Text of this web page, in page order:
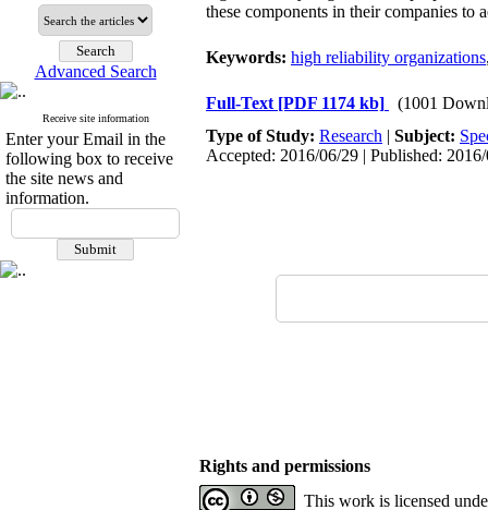
Advanced Search
Receive site information
Enter your Email in the
following box to receive
the site news and
information.
these components in their companies
Keywords: high reliability organizations,
Full-Text [PDF 1174 kb]
(1001
Type of Study: Research | Subject:
Accepted: 2016/06/29 | Published:
Rights and permissions
This work is licensed